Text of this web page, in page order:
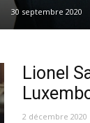
30 septembre 2020
Lionel
2 décembre 2020